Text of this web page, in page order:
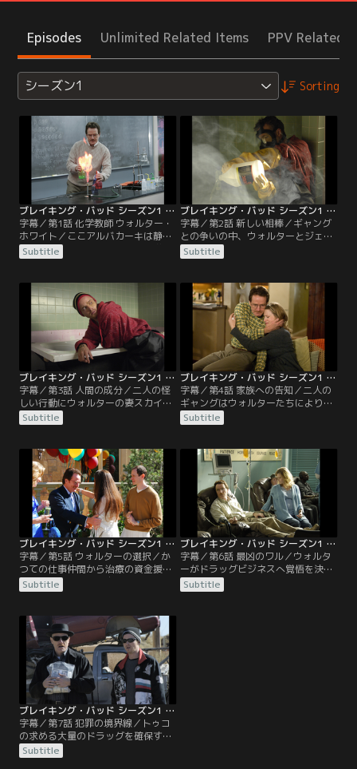
Episodes Unlimited Related Items PPV Related
シーズン1 Sorting
ブレイキング・バッド シーズン1 第01話／字幕
字幕／第1話 化学教師 ウォルター・
ホワイト／ここアルバカーキは静か
な町だ。しかし、町の高校で化学を
教えるこのドラマの主人公ウォルタ
切る日が来るとは夢にも思っていな
い。高校では自分の授業についてこ
ようとしない無気力な子供らに影響
を受け、自分も目的もない日々をた
だ過ごすばかりだ。
Subtitle
ブレイキング・バッド シーズン1 第02話／字幕
字幕／第2話 新しい相棒／ギャング
との争いの中、ウォルターとジェシ
ーはギャングを一人を殺してしまっ
た。ドラッグ製造に使うRV車にもう
に預けた。ウォルターはドラッグ製
造のため学校から化学薬品や器材を
持ち出した。捉えたギャングも秘密
を守るために自宅に連れていき地下
に監禁する。
Subtitle
ブレイキング・バッド シーズン1 第03話／字幕
字幕／第3話 人間の成分／二人の怪
しい行動にウォルターの妻スカイラ
ーが気がつく。死体処理は自宅で行
っているのだ。一方ウォルターの息
ると疑われていた。ハンクがジュニ
アに相談にのると話かけるが、うま
くいかない。父親がドラッグ製造を
していることも知らずにいるのに。
監禁していたギャングも結局はウォ
ルターが命を奪う。
Subtitle
ブレイキング・バッド シーズン1 第04話／字幕
字幕／第4話 家族への告知／二人の
ギャングはウォルターたちにより葬
られたが、ハンクがそのギャング二
人を追っていることをウォルターは
できなくなった。がんの父親を持つ
家族とその友人たちは、ウォルター
のためにあらゆる試みをする。病気
の治療費をどう確保するか、年金な
どからの資金、更にギャングから得
たドラッグ販売の現金。
Subtitle
ブレイキング・バッド シーズン1 第05話／字幕
字幕／第5話 ウォルターの選択／か
つての仕事仲間から治療の資金援助
の申し出を受ける。自分を裏切って
共同開発した技術を独り占めした男
は素直になれず孤独な世界に落ち込
んでいた。息子ジュニアは自分より
もハンクに親しみを感じており、妻
スカイラーも独りよがりな治療のア
ドバイスをウォルターに押し付け
る。
Subtitle
ブレイキング・バッド シーズン1 第06話／字幕
字幕／第6話 最凶のワル／ウォルタ
ーがドラッグビジネスへ覚悟を決め
たのは治療費捻出も背景にあった。
もちろんそれは家族の知るところで
Subtitle
ブレイキング・バッド シーズン1 第07話（最終話）／字幕
字幕／第7話 犯罪の境界線／トゥコ
の求める大量のドラッグを確保する
ためには充実した器材と薬品が必要
だ。ウォルターは特に製造に必要な
Subtitle